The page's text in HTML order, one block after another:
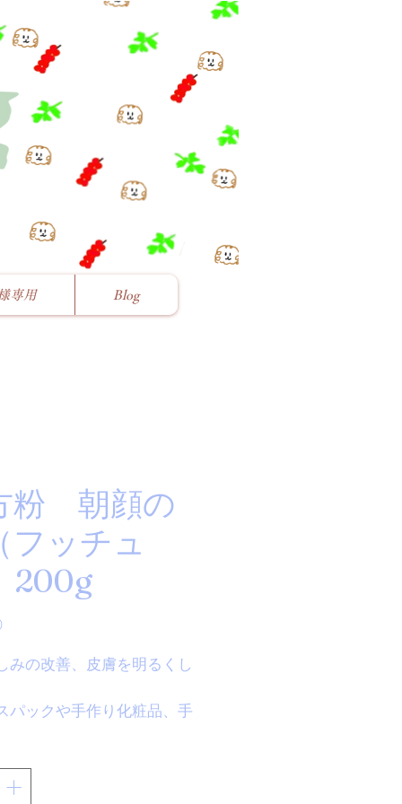
専用 Blog
粉 朝顔の
フッチュ
200g
価
みの改善、皮膚を明るくし
パックや手作り化粧品、手